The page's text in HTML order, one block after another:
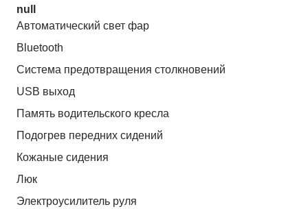
null
Автоматический свет фар
Bluetooth
Система предотвращения столкновений
USB выход
Память водительского кресла
Подогрев передних сидений
Кожаные сидения
Люк
Электроусилитель руля